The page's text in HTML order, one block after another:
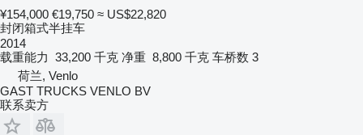
¥154,000 €19,750 ≈ US$22,820
封闭箱式半挂车
2014
载重能力 33,200 千克 净重 8,800 千克 车桥数 3
荷兰, Venlo
GAST TRUCKS VENLO BV
联系卖方